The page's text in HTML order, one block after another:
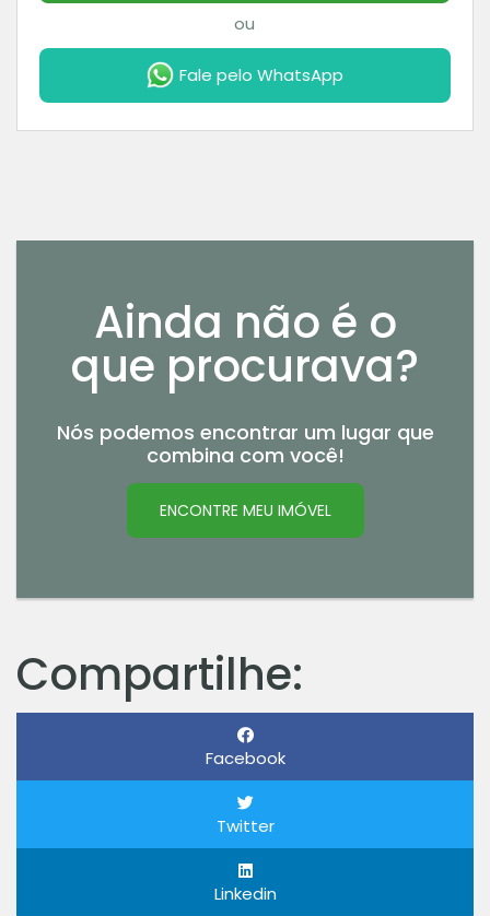
ou
Fale pelo WhatsApp
Ainda não é o
que procurava?
Nós podemos encontrar um lugar que
combina com você!
ENCONTRE MEU IMÓVEL
Compartilhe:
Facebook
Twitter
Linkedin